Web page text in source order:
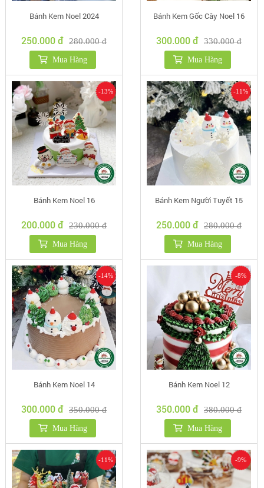
Bánh Kem Noel 2024
250.000 đ 280.000 đ
Mua Hàng
Bánh Kem Gốc Cây Noel 16
300.000 đ 330.000 đ
Mua Hàng
Bánh Kem Noel 16
200.000 đ 230.000 đ
-13%
Mua Hàng
Bánh Kem Người Tuyết 15
250.000 đ 280.000 đ
-11%
Mua Hàng
Bánh Kem Noel 14
300.000 đ 350.000 đ
-14%
Mua Hàng
Bánh Kem Noel 12
350.000 đ 380.000 đ
-8%
Mua Hàng
-11% -9%